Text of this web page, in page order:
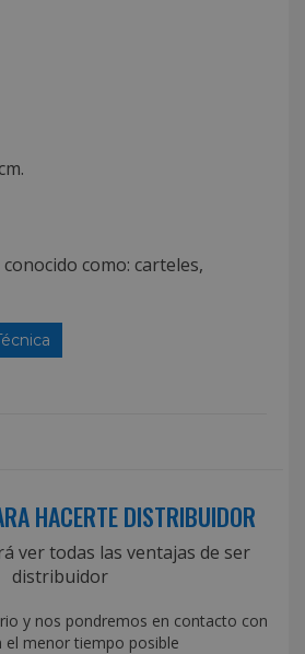
como: carteles,
HACERTE DISTRIBUIDOR
ver todas las ventajas de ser
distribuidor
y nos pondremos en contacto con
el menor tiempo posible